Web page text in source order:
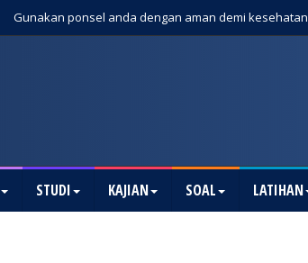
Gunakan ponsel anda dengan aman demi kesehatan
STUDI KAJIAN SOAL LATIHAN